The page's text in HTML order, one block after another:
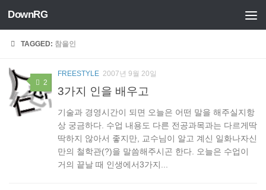
Skip to content
DownRG
TAGGED: 참을인
2
FREESTYLE 2007년 9월 20일
3가지 인을 배우고
기술과 경영시간이 되면 오늘은 어떤 말을 해주실지항
상 궁금하다. 수업 내용도 다른 전공과목과는 다르게딱
딱하지 않아서 좋지만, 교수님이 알고 계신 일화나자신
만의 철학관(?)을 말씀해주시곤 한다. 오늘은 수업이
거의 끝날 때 인생에서3가지...